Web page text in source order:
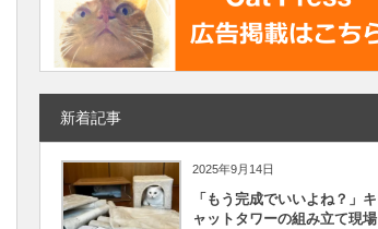
新着記事
2025年9月14日
「もう完成でいいよね？」キ
ャットタワーの組み立て現場